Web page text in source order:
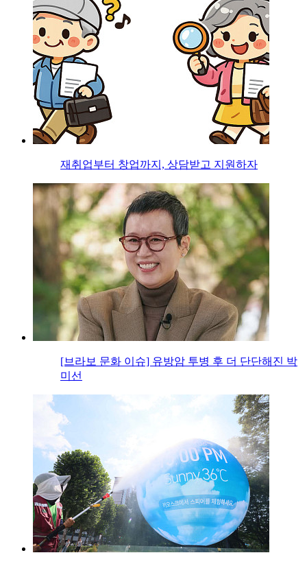
재취업부터 창업까지, 상담받고 지원하자
[브라보 문화 이슈] 유방암 투병 후 더 단단해진 박
미선